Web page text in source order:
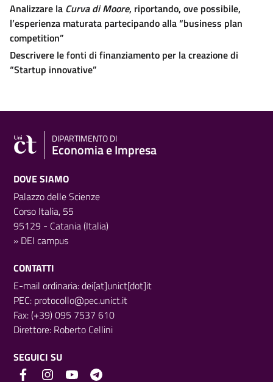
Analizzare la Curva di Moore, riportando, ove possibile,
l’esperienza maturata partecipando alla “business plan
competition”
Descrivere le fonti di finanziamento per la creazione di
“Startup innovative”
DIPARTIMENTO DI
Economia e Impresa
DOVE SIAMO
Palazzo delle Scienze
Corso Italia, 55
95129 - Catania (Italia)
» DEI campus
CONTATTI
E-mail ordinaria: dei[at]unict[dot]it
PEC: protocollo@pec.unict.it
Fax: (+39) 095 7537 610
Direttore: Roberto Cellini
SEGUICI SU